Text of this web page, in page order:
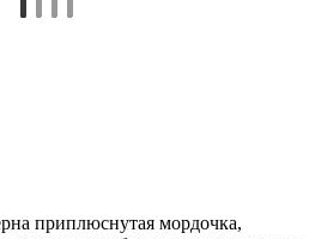
приплюснутая мордочка,